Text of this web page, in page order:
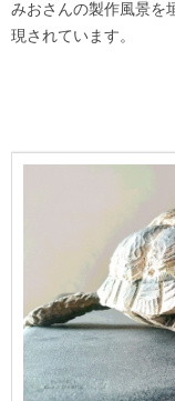
みおさんの製作風景を
現されています。